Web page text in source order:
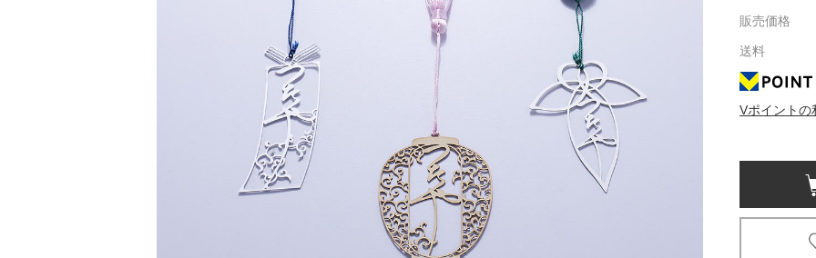
食品
eギフト
京都
書店
京都
蔦屋
梅田
販売価格
送料
Vポイントの